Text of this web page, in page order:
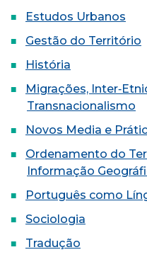
Estudos Urbanos
Gestão do Território
História
Migrações,
Transnacionalismo
Novos Media e
Ordenamento do
Informação
Português como
Sociologia
Tradução